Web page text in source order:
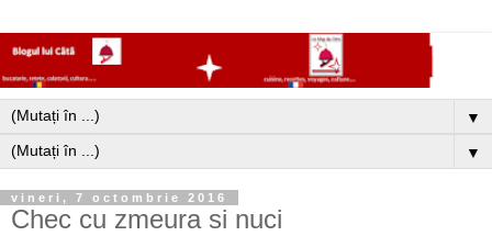
▼
▼
vineri, 7 octombrie 2016
Chec cu zmeura si nuci